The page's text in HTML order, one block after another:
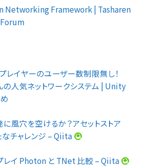
Networking Framework | Tasharen
レイヤーのユーザー数制限無し！
の人気ネットワークシステム | Unity
風穴を空けるか？アセットストア
チャレンジ – Qiita
レイ Photon と TNet 比較 – Qiita